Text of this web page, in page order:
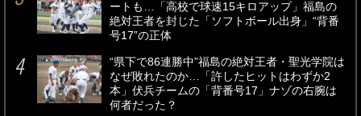
ートも…「高校で球速15キロアップ」福島の
絶対王者を封じた「ソフトボール出身」“背番
号17”の正体
“県下で86連勝中”福島の絶対王者・聖光学院は
なぜ敗れたのか…「許したヒットはわずか2
本」伏兵チームの「背番号17」ナゾの右腕は
何者だった？